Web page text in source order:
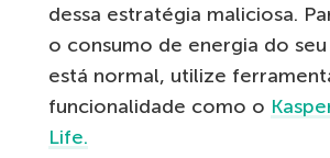
dessa estratégia maliciosa.
o consumo de energia do
está normal, utilize
funcionalidade como o
Life.